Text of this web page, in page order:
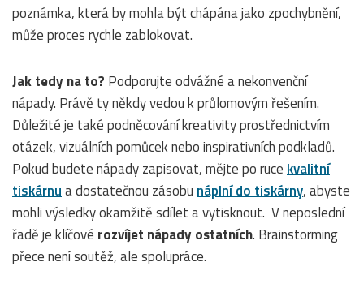
poznámka, která by mohla být chápána jako zpochybnění,
může proces rychle zablokovat.
Jak tedy na to? Podporujte odvážné a nekonvenční
nápady. Právě ty někdy vedou k průlomovým řešením.
Důležité je také podněcování kreativity prostřednictvím
otázek, vizuálních pomůcek nebo inspirativních podkladů.
Pokud budete nápady zapisovat, mějte po rucekvalitní
tiskárnua dostatečnou zásobunáplní do tiskárny, abyste
mohli výsledky okamžitě sdílet a vytisknout. V neposlední
řadě je klíčové rozvíjet nápady ostatních. Brainstorming
přece není soutěž, ale spolupráce.